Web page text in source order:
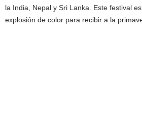
la India, Nepal y Sri Lanka. Este festival
explosión de color para recibir a la